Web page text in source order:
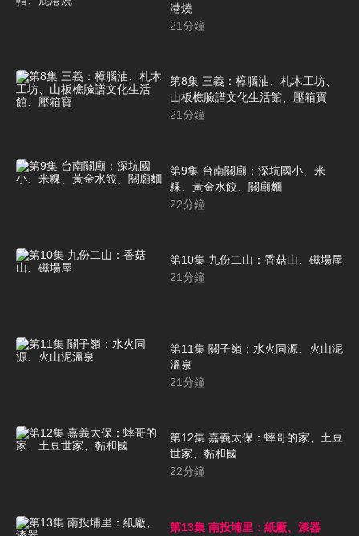
港燒
21分鐘
第8集 三義：樟腦油、札木工坊、
山板樵臉譜文化生活館、壓箱寶
21分鐘
第9集 台南關廟：深坑國小、米
粿、黃金水餃、關廟麵
22分鐘
第10集 九份二山：香菇山、磁場屋
21分鐘
第11集 關子嶺：水火同源、火山泥
溫泉
21分鐘
第12集 嘉義太保：蟀哥的家、土豆
世家、黏和國
22分鐘
第13集 南投埔里：紙廠、漆器